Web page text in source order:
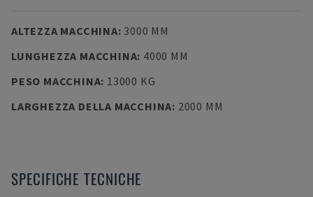
ALTEZZA MACCHINA: 3000 MM
LUNGHEZZA MACCHINA: 4000 MM
PESO MACCHINA: 13000 KG
LARGHEZZA DELLA MACCHINA: 2000 MM
SPECIFICHE TECNICHE